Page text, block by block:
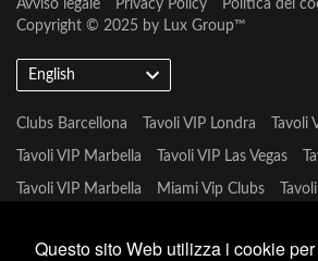
Questo sito Web utilizza i cookie per
Avviso legale Privacy Policy
Politica dei
Copyright © 2025 by Lux Group™
English
Clubs Barcellona Tavoli VIP Londra Tavoli
Tavoli VIP Marbella Tavoli VIP Las Vegas
Tavoli VIP Marbella Miami Vip Clubs